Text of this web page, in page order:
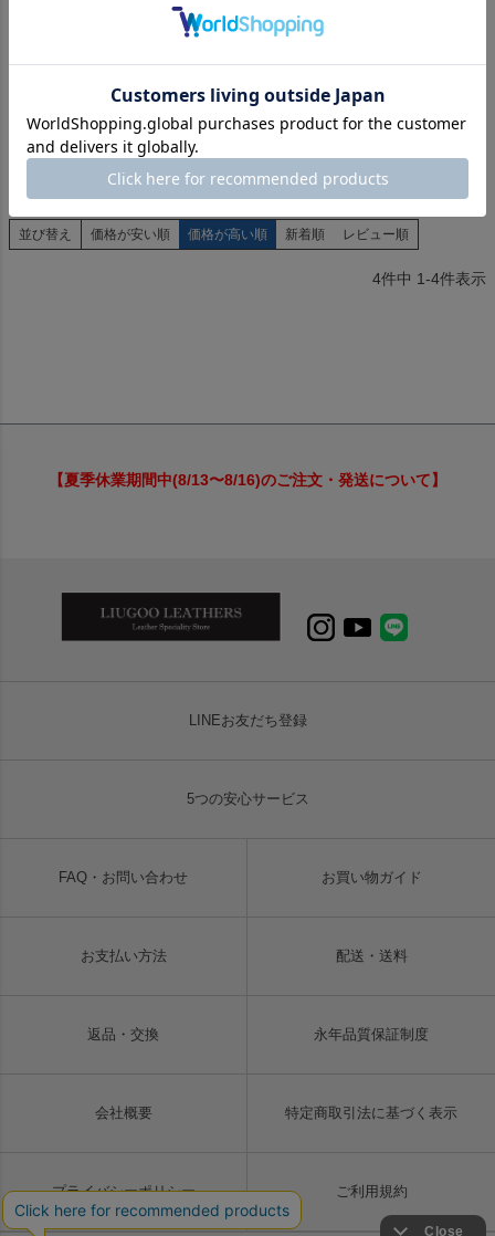
VALLET 本革 ダブルライダース
ジャケット メンズ ヴァレット
VALLET02AN レザージャケッ
販売価格 ¥49,500税込
VALLET 本革 ダブルライダース
VALLET02AN レザージャケッ
クーポン利用で1103円OFF
販売価格 ¥49,500税込
並び替え 価格が安い順 価格が高い順 新着順 レビュー順
4件中 1-4件表示
【夏季休業期間中(8/13〜8/16)のご注文・発送について】
LINEお友だち登録
5つの安心サービス
FAQ・お問い合わせ お買い物ガイド
お支払い方法 配送・送料
返品・交換 永年品質保証制度
会社概要 特定商取引法に基づく表示
プライバシーポリシー ご利用規約